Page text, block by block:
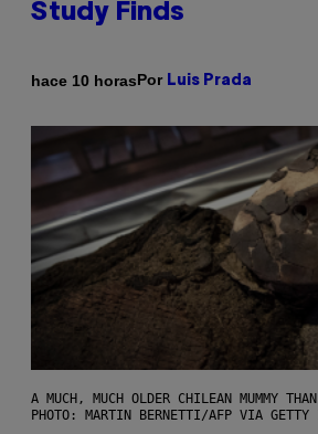
Study Finds
hace 10 horasPor Luis Prada
A MUCH, MUCH OLDER CHILEAN MUMMY
PHOTO: MARTIN BERNETTI/AFP VIA GETTY